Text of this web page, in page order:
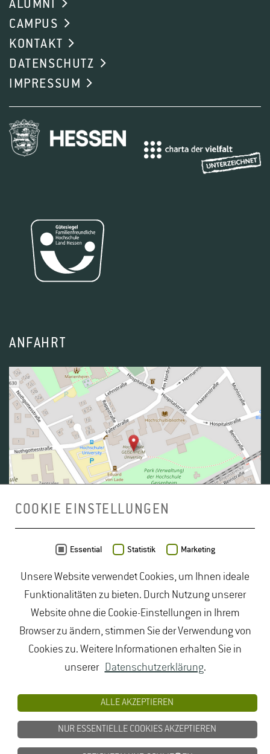
ALUMNI
CAMPUS
KONTAKT
DATENSCHUTZ
IMPRESSUM
ANFAHRT
OpenStreetMap - Veröffentlicht unterODbL
duales Studium Gartenbau| Gartenbau Studium|
Lebensmittelrecht Studium|Lebensmittelsicherheit
Studium| Naturschutz Studium|Oenologie
Studium| Studiengang Logistik|Studiengänge
Lebensmittel |Studiengänge Natur| Studiengänge
Studium Landschaftsarchitektur
Studium Lebensmittel|Studium
Lebensmittelsicherheit|Studium Logistik|Studium
COOKIE EINSTELLUNGEN
Essential Statistik Marketing
Unsere Website verwendet Cookies, um Ihnen ideale
Funktionalitäten zu bieten. Durch Nutzung unserer
Website ohne die Cookie-Einstellungen in Ihrem
Browser zu ändern, stimmen Sie der Verwendung von
Cookies zu. Weitere Informationen erhalten Sie in
unserer Datenschutzerklärung.
ALLE AKZEPTIEREN
NUR ESSENTIELLE COOKIES AKZEPTIEREN